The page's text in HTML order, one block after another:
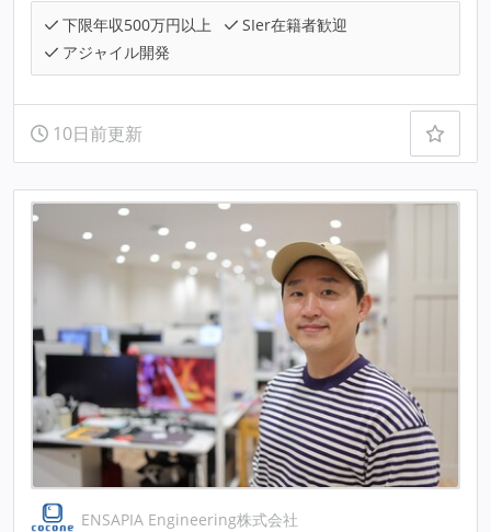
下限年収500万円以上
SIer在籍者歓迎
アジャイル開発
10日前更新
ENSAPIA Engineering株式会社